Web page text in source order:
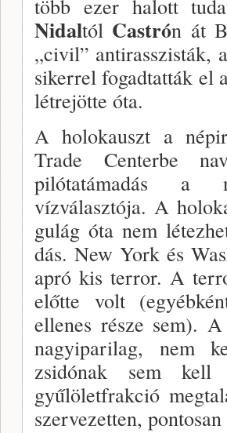
több e­zer halott
Nidaltól Castrón át
„civil” antirasszisták,
sikerrel fo­gadtatták el
létrejötte óta.
A holokauszt a
Trade Center­be
pilótatámadás a
vízválasztója. A
gulág óta nem
dás. New York és
apró kis ter­ror. A
előtte volt
ellenes része sem).
nagyiparilag, nem
zsidónak sem
gyűlöletfrakció
szervezetten, pontosan